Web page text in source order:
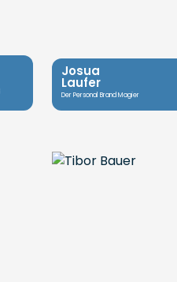
Josua
Laufer
Der Personal Brand Magier